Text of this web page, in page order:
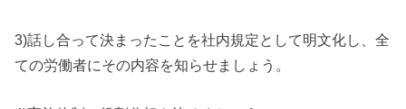
3)話し合って決まったことを社内規定として明文化し、全
ての労働者にその内容を知らせましょう。